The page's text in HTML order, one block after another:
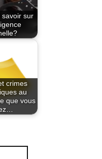
savoir sur
crimes
au
que vous